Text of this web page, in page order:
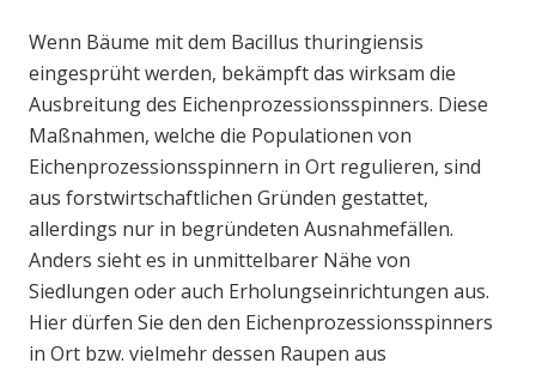
Wenn Bäume mit dem Bacillus thuringiensis
eingesprüht werden, bekämpft das wirksam die
Ausbreitung des Eichenprozessionsspinners. Diese
Maßnahmen, welche die Populationen von
Eichenprozessionsspinnern in Ort regulieren, sind
aus forstwirtschaftlichen Gründen gestattet,
allerdings nur in begründeten Ausnahmefällen.
Anders sieht es in unmittelbarer Nähe von
Siedlungen oder auch Erholungseinrichtungen aus.
Hier dürfen Sie den den Eichenprozessionsspinners
in Ort bzw. vielmehr dessen Raupen aus